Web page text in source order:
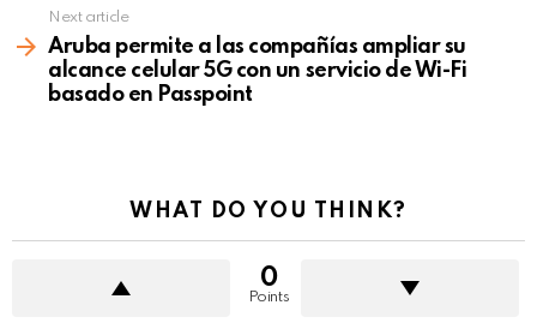
Next article
Aruba permite a las compañías ampliar su
alcance celular 5G con un servicio de Wi-Fi
basado en Passpoint
WHAT DO YOU THINK?
0
Points